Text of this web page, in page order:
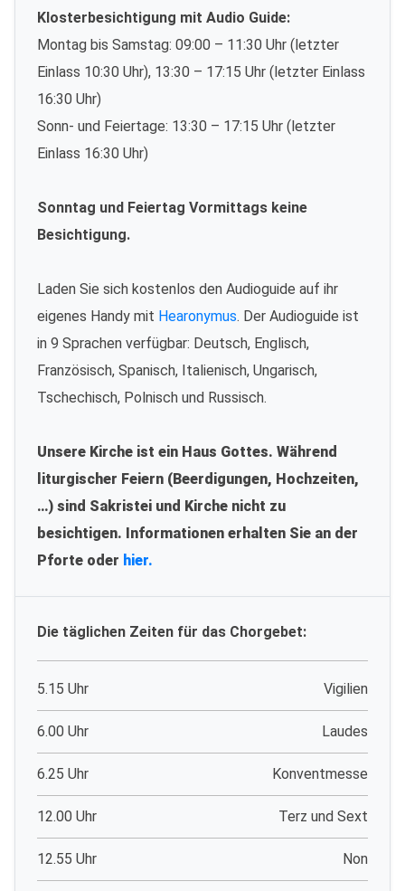
Klosterbesichtigung mit Audio Guide:
Montag bis Samstag: 09:00 – 11:30 Uhr (letzter
Einlass 10:30 Uhr), 13:30 – 17:15 Uhr (letzter Einlass
16:30 Uhr)
Sonn- und Feiertage: 13:30 – 17:15 Uhr (letzter
Einlass 16:30 Uhr)
Sonntag und Feiertag Vormittags keine
Besichtigung.
Laden Sie sich kostenlos den Audioguide auf ihr
eigenes Handy mit Hearonymus. Der Audioguide ist
in 9 Sprachen verfügbar: Deutsch, Englisch,
Französisch, Spanisch, Italienisch, Ungarisch,
Tschechisch, Polnisch und Russisch.
Unsere Kirche ist ein Haus Gottes. Während
liturgischer Feiern (Beerdigungen, Hochzeiten,
…) sind Sakristei und Kirche nicht zu
besichtigen. Informationen erhalten Sie an der
Pforte oder hier.
Die täglichen Zeiten für das Chorgebet:
5.15 Uhr Vigilien
6.00 Uhr Laudes
6.25 Uhr Konventmesse
12.00 Uhr Terz und Sext
12.55 Uhr Non